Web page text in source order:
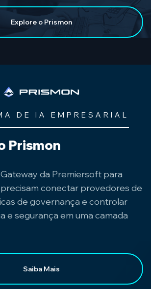
Explore o Prismon
DE IA EMPRESARIAL
Prismon
da Premiersoft para
conectar provedores de
de governança e controlar
e segurança em uma camada
Saiba Mais